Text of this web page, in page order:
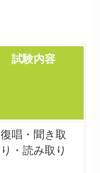
試験内容
復唱・聞き取
り・読み取り